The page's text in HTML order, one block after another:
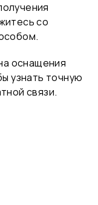
со
оснащения
узнать точную
связи.